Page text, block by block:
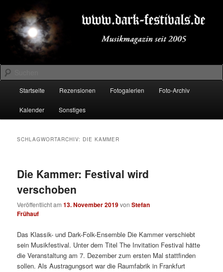
primären
Inhalt
springen
sekundären
Inhalt
springenDARK-FESTIVALS.DE
Suchen
Startseite Rezensionen Fotogalerien Foto-Archiv
Kalender Sonstiges
SCHLAGWORTARCHIV: DIE KAMMER
Die Kammer: Festival wird
verschoben
Veröffentlicht am13. November 2019vonStefan
Frühauf
Das Klassik- und Dark-Folk-Ensemble Die Kammer verschiebt
sein Musikfestival. Unter dem Titel The Invitation Festival hätte
die Veranstaltung am 7. Dezember zum ersten Mal stattfinden
sollen. Als Austragungsort war die Raumfabrik in Frankfurt